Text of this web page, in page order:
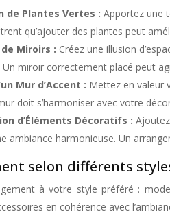
de Plantes Vertes :Apportez une
qu’ajouter des plantes peut
Miroirs : Créez une illusion
Un miroir correctement placé peut
Mur d’Accent : Mettez en valeur
doit s’harmoniser avec votre
d’Éléments Décoratifs :
ambiance harmonieuse. Un
selon différents
à votre style préféré :
en cohérence avec